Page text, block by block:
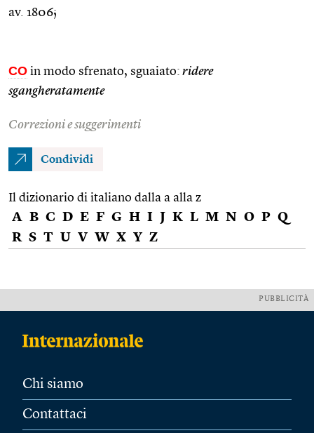
av. 1806;
CO in modo sfrenato, sguaiato: ridere
sgangheratamente
Correzioni e suggerimenti
Condividi
Il dizionario di italiano dalla a alla z
A B C D E F G H I J K L M N O P Q
R S T U V W X Y Z
PUBBLICITÀ
Chi siamo
Contattaci